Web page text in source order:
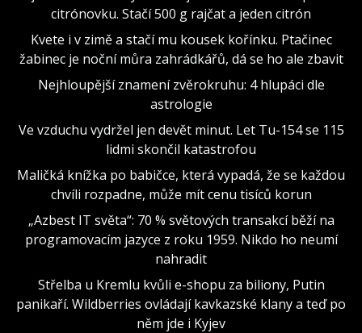
citrónovku. Stačí 500 g rajčat a jeden citrón
Kvete i v zimě a stačí mu kousek kořínku. Ptačinec
žabinec je noční můra zahrádkářů, dá se ho ale zbavit
Nejhloupější znamení zvěrokruhu: 4 hlupáci dle
astrologie
Ve vzduchu vydržel jen devět minut. Let Tu-154 se 115
lidmi skončil katastrofou
Maličká knížka po babičce, která vypadá, že se každou
chvíli rozpadne, může mít cenu tisíců korun
„Azbest IT světa“: 70 % světových transakcí běží na
programovacím jazyce z roku 1959. Nikdo ho neumí
nahradit
Střelba u Kremlu kvůli e-shopu za biliony, Putin
panikaří. Wildberries ovládají kavkazské klany a teď po
něm jde i Kyjev